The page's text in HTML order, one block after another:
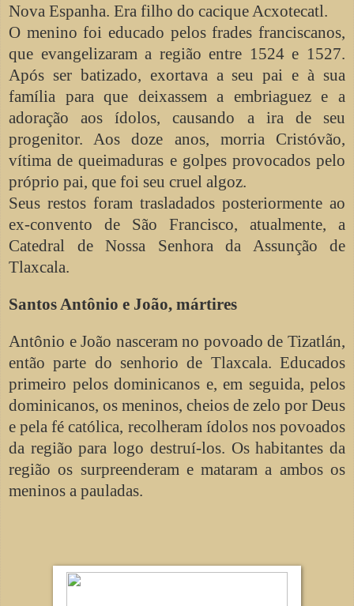
Nova Espanha. Era filho do cacique Acxotecatl.
O menino foi educado pelos frades franciscanos,
que evangelizaram a região entre 1524 e 1527.
Após ser batizado, exortava a seu pai e à sua
família para que deixassem a embriaguez e a
adoração aos ídolos, causando a ira de seu
progenitor. Aos doze anos, morria Cristóvão,
vítima de queimaduras e golpes provocados pelo
próprio pai, que foi seu cruel algoz.
Seus restos foram trasladados posteriormente ao
ex-convento de São Francisco, atualmente, a
Catedral de Nossa Senhora da Assunção de
Tlaxcala.
Santos Antônio e João, mártires
Antônio e João nasceram no povoado de Tizatlán,
então parte do senhorio de Tlaxcala. Educados
primeiro pelos dominicanos e, em seguida, pelos
dominicanos, os meninos, cheios de zelo por Deus
e pela fé católica, recolheram ídolos nos povoados
da região para logo destruí-los. Os habitantes da
região os surpreenderam e mataram a ambos os
meninos a pauladas.